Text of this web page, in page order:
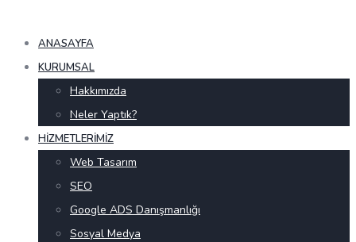
ANASAYFA
KURUMSAL
Hakkımızda
Neler Yaptık?
HIZMETLERIMIZ
Web Tasarım
SEO
Google ADS Danışmanlığı
Sosyal Medya